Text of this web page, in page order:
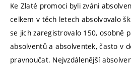
Ke Zlaté promoci byli zváni
celkem v těch letech absolvovalo
se jich zaregistrovalo 150, osobně
absolventů a absolventek, často v
pravnoučat. Nejvzdálenější